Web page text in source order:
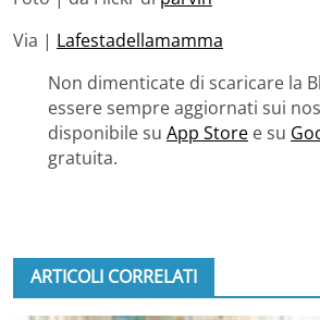
Via | Lafestadellamamma
Non dimenticate di scaricare la
essere sempre aggiornati sui
disponibile su App Store e su
gratuita.
ARTICOLI CORRELATI